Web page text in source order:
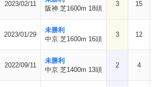
2023/02/11
阪神 芝1600m 18頭
3 15
2023/01/29
未勝利
中京 芝1600m 16頭
3 12
2022/09/11
未勝利
中京 芝1400m 13頭
2 4